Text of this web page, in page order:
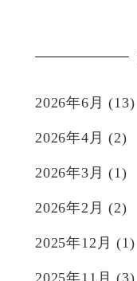
2026年6月 (13)
2026年4月 (2)
2026年3月 (1)
2026年2月 (2)
2025年12月 (1)